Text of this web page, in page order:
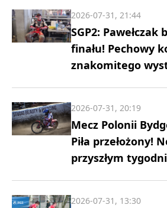
SGP2: Pawełczak
finału! Pechowy
znakomitego
2026-07-31, 21:44
Mecz Polonii
Piła przełożony!
przyszłym
2026-07-31, 20:19
2026-07-31, 13:30